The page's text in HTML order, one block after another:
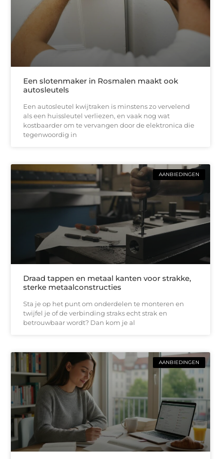
Een slotenmaker in Rosmalen maakt ook
autosleutels
Een autosleutel kwijtraken is minstens zo vervelend
als een huissleutel verliezen, en vaak nog wat
kostbaarder om te vervangen door de elektronica die
tegenwoordig in
AANBIEDINGEN
Draad tappen en metaal kanten voor strakke,
sterke metaalconstructies
Sta je op het punt om onderdelen te monteren en
twijfel je of de verbinding straks echt strak en
betrouwbaar wordt? Dan kom je al
AANBIEDINGEN